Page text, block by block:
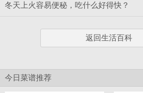
冬天上火容易便秘，吃什么好得快？
返回生活百科
今日菜谱推荐